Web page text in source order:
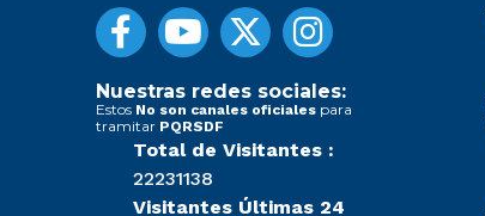
Nuestras redes sociales:
Estos No son canales oficiales para
tramitar PQRSDF
Total de Visitantes :
22231138
Visitantes Últimas 24